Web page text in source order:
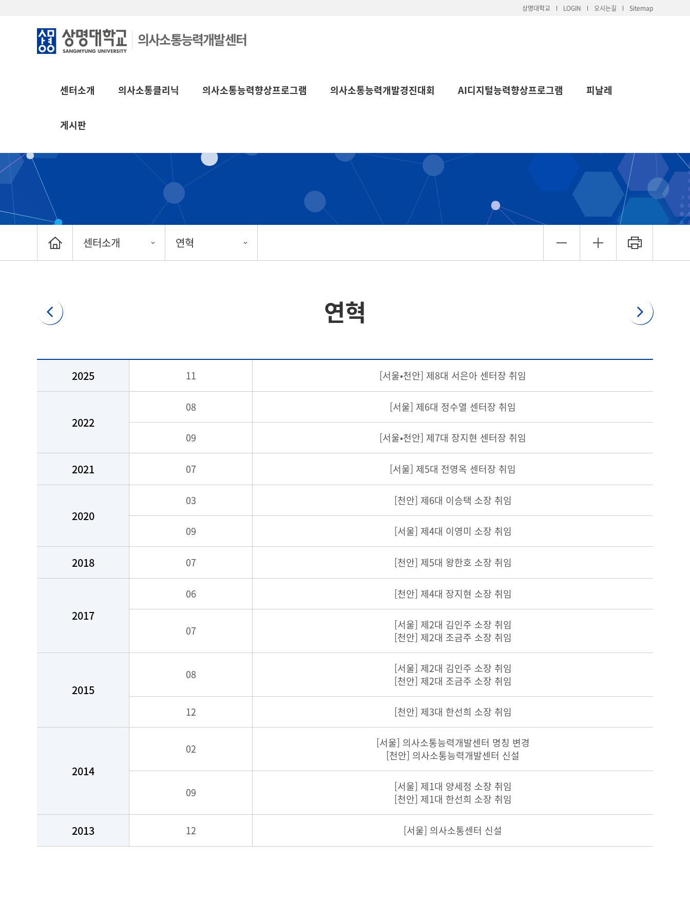
상명대학교 LOGIN 오시는길 Sitemap
의사소통능력개발센터
센터소개 의사소통클리닉 의사소통능력향상프로그램 의사소통능력개발경진대회 AI디지털능력향상프로그램 피날레
게시판
센터소개 연혁
연혁
2025 11 [서울•천안] 제8대 서은아 센터장 취임
2022
08 [서울] 제6대 정수열 센터장 취임
09 [서울•천안] 제7대 장지현 센터장 취임
2021 07 [서울] 제5대 전영옥 센터장 취임
2020
03 [천안] 제6대 이승택 소장 취임
09 [서울] 제4대 이영미 소장 취임
2018 07 [천안] 제5대 왕한호 소장 취임
2017
06 [천안] 제4대 장지현 소장 취임
07
[서울] 제2대 김인주 소장 취임
[천안] 제2대 조금주 소장 취임
2015
08
[서울] 제2대 김인주 소장 취임
[천안] 제2대 조금주 소장 취임
12 [천안] 제3대 한선희 소장 취임
2014
02
[서울] 의사소통능력개발센터 명칭 변경
[천안] 의사소통능력개발센터 신설
09
[서울] 제1대 양세정 소장 취임
[천안] 제1대 한선희 소장 취임
2013 12 [서울] 의사소통센터 신설